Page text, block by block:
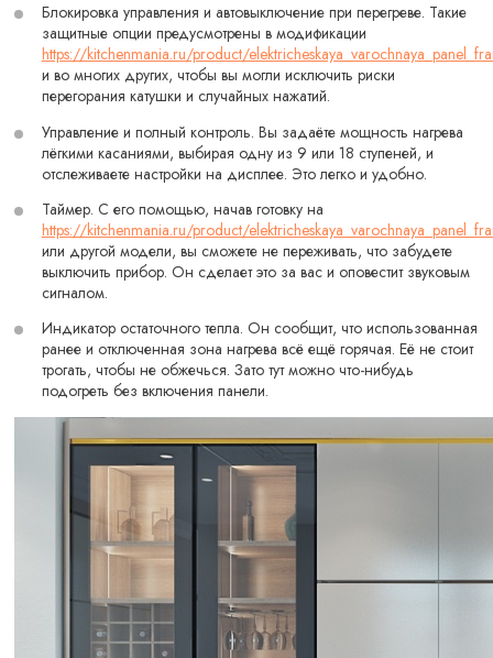
Блокировка управления и автовыключение при перегреве. Такие
защитные опции предусмотрены в модификации
https://kitchenmania.ru/product/
и во многих других, чтобы вы могли исключить риски
перегорания катушки и случайных нажатий.
Управление и полный контроль. Вы задаёте мощность нагрева
лёгкими касаниями, выбирая одну из 9 или 18 ступеней, и
отслеживаете настройки на дисплее. Это легко и удобно.
Таймер. С его помощью, начав готовку на
https://kitchenmania.ru/product/
или другой модели, вы сможете не переживать, что забудете
выключить прибор. Он сделает это за вас и оповестит звуковым
сигналом.
Индикатор остаточного тепла. Он сообщит, что использованная
ранее и отключенная зона нагрева всё ещё горячая. Её не стоит
трогать, чтобы не обжечься. Зато тут можно что-нибудь
подогреть без включения панели.